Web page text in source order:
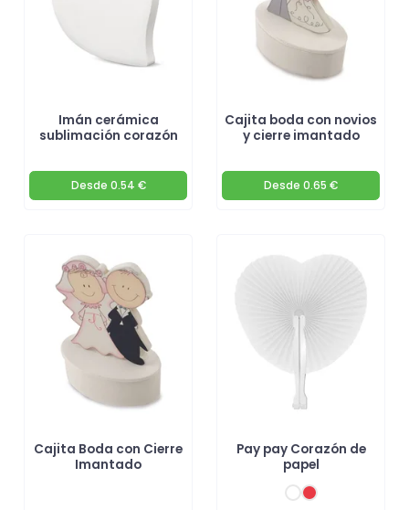
Imán cerámica
sublimación corazón
Desde 0.54 €
Cajita boda con novios
y cierre imantado
Desde 0.65 €
Cajita Boda con Cierre
Imantado
Pay pay Corazón de
papel